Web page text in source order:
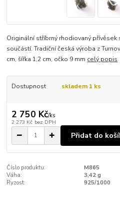
Originální stříbrný rhodiovaný
součástí. Tradiční česká výroba z
cm, šířka 1,2 cm, očko 9 mm celý popis
Dostupnost skladem 1 ks
2 750 Kč/ks
2 273 Kč bez DPH
Přidat do
Číslo produktu:
M865
Váha:
3,42 g
Ryzost:
925/1000